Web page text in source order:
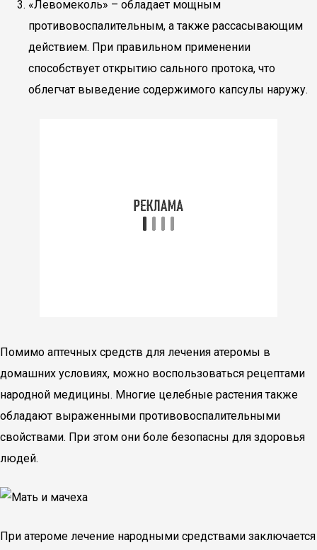
«Левомеколь» – обладает мощным
противовоспалительным, а также рассасывающим
действием. При правильном применении
способствует открытию сального протока, что
облегчат выведение содержимого капсулы наружу.
Помимо аптечных средств для лечения атеромы в
домашних условиях, можно воспользоваться рецептами
народной медицины. Многие целебные растения также
обладают выраженными противовоспалительными
свойствами. При этом они боле безопасны для здоровья
людей.
При атероме лечение народными средствами заключается